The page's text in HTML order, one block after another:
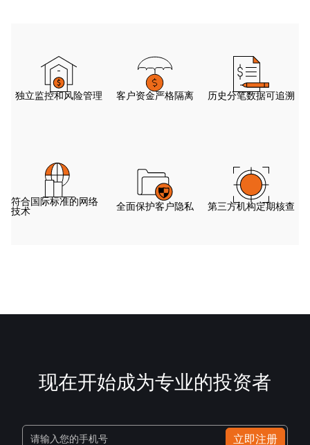
独立监控和风险管理 客户资金严格隔离 历史分笔数据可追溯
符合国际标准的网络
技术
全面保护客户隐私 第三方机构定期核查
现在开始成为专业的投资者
请输入您的手机号 立即注册